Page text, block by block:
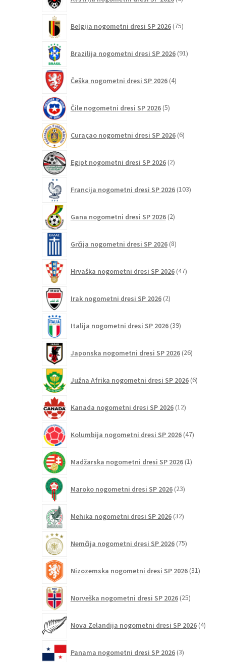
izdelkov
Belgija nogometni dresi SP 2026 75izdelkov
Brazilija nogometni dresi SP 2026 91izdelkov
Češka nogometni dresi SP 2026 4izdelki
Čile nogometni dresi SP 2026 5izdelkov
Curaçao nogometni dresi SP 2026 6izdelkov
Egipt nogometni dresi SP 2026 2izdelka
Francija nogometni dresi SP 2026 103izdelki
Gana nogometni dresi SP 2026 2izdelka
Grčija nogometni dresi SP 2026 8izdelkov
Hrvaška nogometni dresi SP 2026 47izdelkov
Irak nogometni dresi SP 2026 2izdelka
Italija nogometni dresi SP 2026 39izdelkov
Japonska nogometni dresi SP 2026 26izdelkov
Južna Afrika nogometni dresi SP 2026 6izdelkov
Kanada nogometni dresi SP 2026 12izdelkov
Kolumbija nogometni dresi SP 2026 47izdelkov
Madžarska nogometni dresi SP 2026 1izdelek
Maroko nogometni dresi SP 2026 23izdelkov
Mehika nogometni dresi SP 2026 32izdelkov
Nemčija nogometni dresi SP 2026 75izdelkov
Nizozemska nogometni dresi SP 2026 31izdelkov
Norveška nogometni dresi SP 2026 25izdelkov
Nova Zelandija nogometni dresi SP 2026 4izdelki
Panama nogometni dresi SP 2026 3izdelki